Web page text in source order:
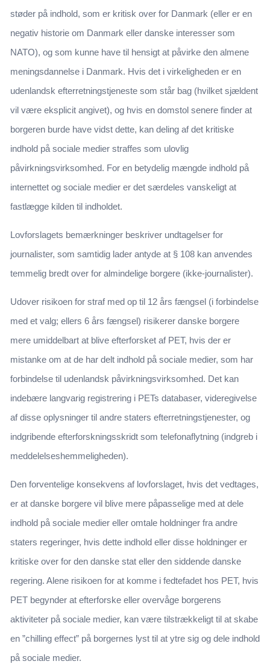
støder på indhold, som er kritisk over for Danmark (eller er en
negativ historie om Danmark eller danske interesser som
NATO), og som kunne have til hensigt at påvirke den almene
meningsdannelse i Danmark. Hvis det i virkeligheden er en
udenlandsk efterretningstjeneste som står bag (hvilket sjældent
vil være eksplicit angivet), og hvis en domstol senere finder at
borgeren burde have vidst dette, kan deling af det kritiske
indhold på sociale medier straffes som ulovlig
påvirkningsvirksomhed. For en betydelig mængde indhold på
internettet og sociale medier er det særdeles vanskeligt at
fastlægge kilden til indholdet.
Lovforslagets bemærkninger beskriver undtagelser for
journalister, som samtidig lader antyde at § 108 kan anvendes
temmelig bredt over for almindelige borgere (ikke-journalister).
Udover risikoen for straf med op til 12 års fængsel (i forbindelse
med et valg; ellers 6 års fængsel) risikerer danske borgere
mere umiddelbart at blive efterforsket af PET, hvis der er
mistanke om at de har delt indhold på sociale medier, som har
forbindelse til udenlandsk påvirkningsvirksomhed. Det kan
indebære langvarig registrering i PETs databaser, videregivelse
af disse oplysninger til andre staters efterretningstjenester, og
indgribende efterforskningsskridt som telefonaflytning (indgreb i
meddelelseshemmeligheden).
Den forventelige konsekvens af lovforslaget, hvis det vedtages,
er at danske borgere vil blive mere påpasselige med at dele
indhold på sociale medier eller omtale holdninger fra andre
staters regeringer, hvis dette indhold eller disse holdninger er
kritiske over for den danske stat eller den siddende danske
regering. Alene risikoen for at komme i fedtefadet hos PET, hvis
PET begynder at efterforske eller overvåge borgerens
aktiviteter på sociale medier, kan være tilstrækkeligt til at skabe
en ”chilling effect” på borgernes lyst til at ytre sig og dele indhold
på sociale medier.